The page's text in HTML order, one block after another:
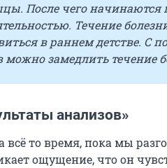
После чего начинаются
Течение
в раннем детстве. С
замедлить течение
анализов»
то время, пока мы
ощущение, что он